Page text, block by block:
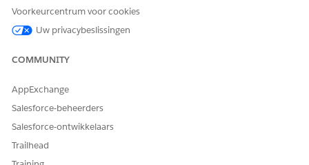
De tekst verandert inMachtigingenset is up-to-date
HEEFT DIT ARTIKEL UW PROBLEEM OPGELOST?
Voorkeurcentrum voor cookies
Uw privacybeslissingen
COMMUNITY
AppExchange
Salesforce-beheerders
Salesforce-ontwikkelaars
Trailhead